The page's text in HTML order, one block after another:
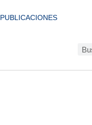
PUBLICACIONES